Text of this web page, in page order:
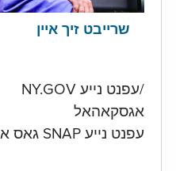
שרייבט זיך איין
/עפנט נייע NY.GOV
אגסקאהאל
עפנט נייע SNAP גאס אקאונט